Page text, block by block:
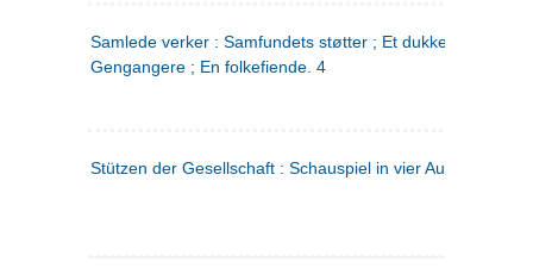
Samlede verker : Samfundets støtter ; Et dukkehjem ;
Gengangere ; En folkefiende. 4
Stützen der Gesellschaft : Schauspiel in vier Aufzügen